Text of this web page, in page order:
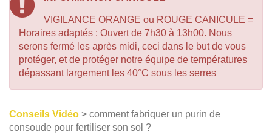
VIGILANCE ORANGE ou ROUGE CANICULE =
Horaires adaptés : Ouvert de 7h30 à 13h00. Nous
serons fermé les après midi, ceci dans le but de vous
protéger, et de protéger notre équipe de températures
dépassant largement les 40°C sous les serres
Conseils Vidéo > comment fabriquer un purin de
consoude pour fertiliser son sol ?